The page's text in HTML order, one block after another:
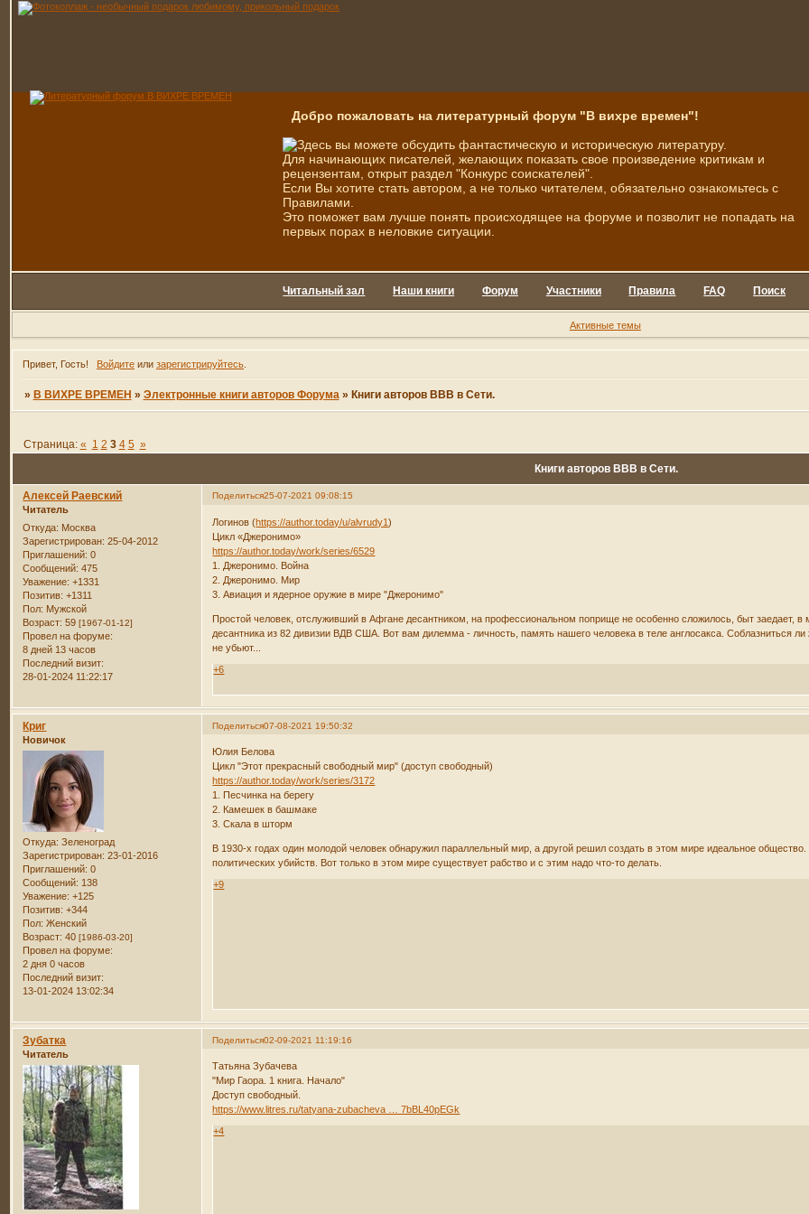
Добро пожаловать на литературный форум "В вихре времен"!
Здесь вы можете обсудить фантастическую и историческую литературу.
Для начинающих писателей, желающих показать свое произведение критикам и
рецензентам, открыт раздел "Конкурс соискателей".
Если Вы хотите стать автором, а не только читателем, обязательно ознакомьтесь с
Правилами.
Это поможет вам лучше понять происходящее на форуме и позволит не попадать на
первых порах в неловкие ситуации.
Читальный зал Наши книги Форум Участники Правила FAQ Поиск
Активные темы
Привет, Гость! Войдитеили зарегистрируйтесь.
» В ВИХРЕ ВРЕМЕН » Электронные книги авторов Форума » Книги авторов ВВВ в Сети.
Книги авторов ВВВ в Сети.
Страница: « 1 2 3 4 5 »
Поделиться25-07-2021 09:08:15
Алексей Раевский
Читатель
Откуда: Москва
Зарегистрирован: 25-04-2012
Приглашений: 0
Сообщений: 475
Уважение: +1331
Позитив: +1311
Пол: Мужской
Возраст: 59[1967-01-12]
Провел на форуме:
8 дней 13 часов
Последний визит:
28-01-2024 11:22:17
Логинов (https://author.today/u/alvrudy1)
Цикл «Джеронимо»
https://author.today/work/series/6529
1. Джеронимо. Война
2. Джеронимо. Мир
3. Авиация и ядерное оружие в мире "Джеронимо"
Простой человек, отслуживший в Афгане десантником, на профессиональном поприще не особенно сложилось, быт заедает,
десантника из 82 дивизии ВДВ США. Вот вам дилемма - личность, память нашего человека в теле англосакса. Соблазниться
не убьют...
+6
Поделиться07-08-2021 19:50:32
Криг
Новичок
Откуда: Зеленоград
Зарегистрирован: 23-01-2016
Приглашений: 0
Сообщений: 138
Уважение: +125
Позитив: +344
Пол: Женский
Возраст: 40[1986-03-20]
Провел на форуме:
2 дня 0 часов
Последний визит:
13-01-2024 13:02:34
Юлия Белова
Цикл "Этот прекрасный свободный мир" (доступ свободный)
https://author.today/work/series/3172
1. Песчинка на берегу
2. Камешек в башмаке
3. Скала в шторм
В 1930-х годах один молодой человек обнаружил параллельный мир, а другой решил создать в этом мире идеальное
политических убийств. Вот только в этом мире существует рабство и с этим надо что-то делать.
+9
Поделиться02-09-2021 11:19:16
Зубатка
Читатель
Татьяна Зубачева
"Мир Гаора. 1 книга. Начало"
Доступ свободный.
https://www.litres.ru/tatyana-zubacheva … 7bBL40pEGk
+4